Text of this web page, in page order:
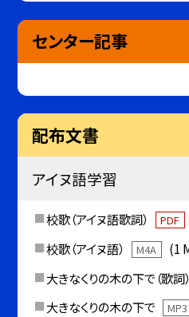
センター記事
配布文書
アイヌ語学習
校歌（アイヌ語歌詞） PDF
校歌（アイヌ語）
M4A
(1
大きなくりの木の下で（歌詞）
大きなくりの木の下で
MP3